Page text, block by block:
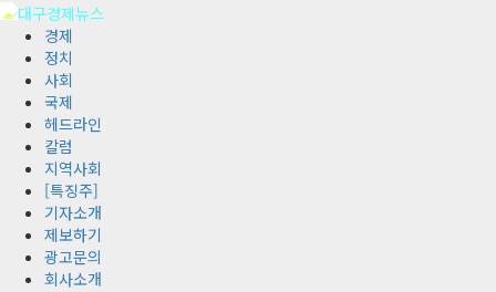
콘
경제
정치
사회
국제
헤드라인
칼럼
지역사회
[특징주]
기자소개
제보하기
광고문의
회사소개